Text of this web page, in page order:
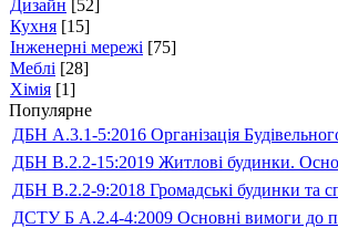
Дизайн [52]
Кухня [15]
Інженерні мережі [75]
Меблі [28]
Хімія [1]
Популярне
ДБН А.3.1-5:2016 Організація
ДБН В.2.2-15:2019 Житлові будинки.
ДБН В.2.2-9:2018 Громадські будинки та
ДСТУ Б А.2.4-4:2009 Основні вимоги до